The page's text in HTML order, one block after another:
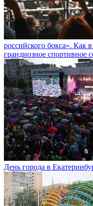
российского бокса». Как
грандиозное спортивное
День города в